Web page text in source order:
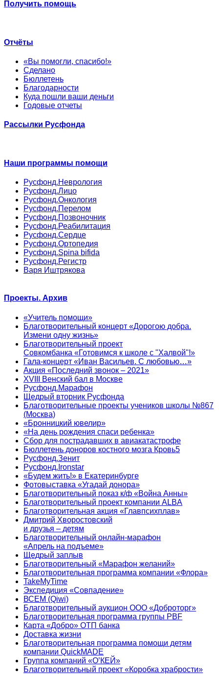
Получить помощь
Отчёты
«Вы помогли, спасибо!»
Сделано
Бюллетень
Благодарности
Куда пошли ваши деньги
Годовые отчеты
Рассылки Русфонда
Наши программы помощи
Русфонд.Неврология
Русфонд.Лицо
Русфонд.Онкология
Русфонд.Перелом
Русфонд.Позвоночник
Русфонд.Реабилитация
Русфонд.Сердце
Русфонд.Ортопедия
Русфонд.Spina bifida
Русфонд.Регистр
Варя Иштрякова
Проекты. Архив
«Учитель помощи»
Благотворительный концерт «Дорогою добра.
Измени одну жизнь»
Благотворительный проект
Совкомбанка «Готовимся к школе с "Халвой"!»
Гала-концерт «Иван Васильев. С любовью…»
Акция «Последний звонок – 2021»
XVIII Венский бал в Москве
Русфонд.Марафон
Щедрый вторник Русфонда
Благотворительные проекты учеников школы №867
(Москва)
«Бронницкий ювелир»
«На день рождения спаси ребенка»
Сбор для пострадавших в авиакатастрофе
Бюллетень доноров костного мозга Кровь5
Русфонд.Зенит
Русфонд.Ironstar
«Будем жить!» в Екатеринбурге
Фотовыставка «Угадай донора»
Благотворительный показ к/ф «Война Анны»
Благотворительный проект компании ALBA
Благотворительная акция «Главпсихплав»
Дмитрий Хворостовский
и друзья – детям
Благотворительный онлайн‑марафон
«Апрель на подъеме»
Щедрый заплыв
Благотворительный «Марафон желаний»
Благотворительная программа компании «Флора»
TakeMyTime
Экспедиция «Совпадение»
ВСЕМ (Qiwi)
Благотворительный аукцион ООО «Доброторг»
Благотворительная программа группы PBF
Карта «Добро» ОТП банка
Доставка жизни
Благотворительная программа помощи детям
компании QuickMADE
Группа компаний «О’КЕЙ»
Благотворительный проект «Коробка храбрости»